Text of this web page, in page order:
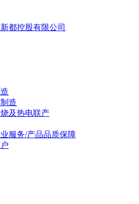
都控股有限公司
造
及热电联产
服务/产品品质保障